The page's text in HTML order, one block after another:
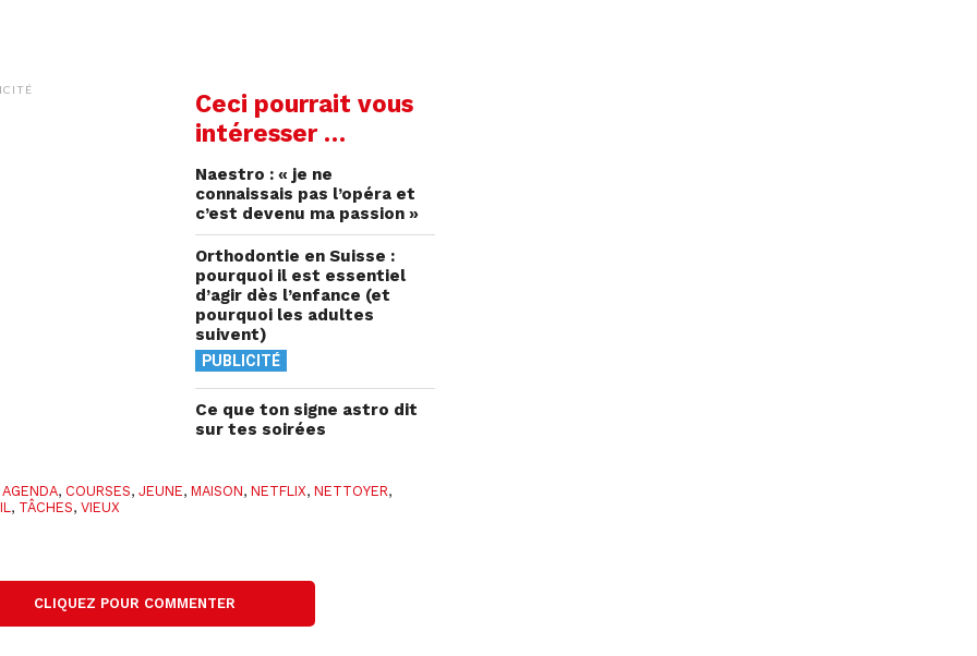
Ceci pourrait vous
intéresser …
Naestro : « je ne
connaissais pas l’opéra et
c’est devenu ma passion »
Orthodontie en Suisse :
pourquoi il est essentiel
d’agir dès l’enfance (et
pourquoi les adultes
suivent)
PUBLICITÉ
Ce que ton signe astro dit
sur tes soirées
AGENDA, COURSES,JEUNE,MAISON,NETFLIX,NETTOYER,
, TÂCHES,VIEUX
CLIQUEZ POUR COMMENTER